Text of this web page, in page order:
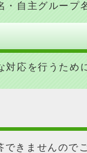
自主グループ
応を行うため
きませんので